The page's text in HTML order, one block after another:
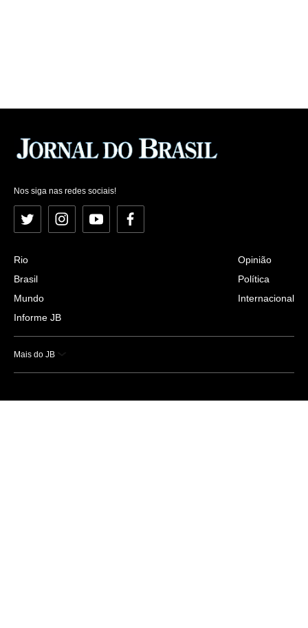
Nos siga nas redes sociais!
Twitter InstagramYouTubeFacebook
Rio
Brasil
Mundo
Informe JB
Opinião
Política
Internacional
Mais do JB
Esportes